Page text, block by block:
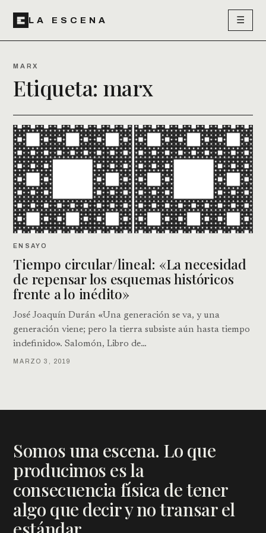
LA ESCENA ☰
MARX
Etiqueta: marx
ENSAYO
Tiempo circular/lineal: «La necesidad
de repensar los esquemas históricos
frente a lo inédito»
José Joaquín Durán «Una generación se va, y una
generación viene; pero la tierra subsiste aún hasta tiempo
indefinido». Salomón, Libro de…
MARZO 3, 2019
Somos una escena. Lo que
producimos es la
consecuencia física de tener
algo que decir y no transar el